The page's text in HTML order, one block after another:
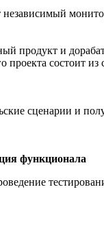
продукт и
проекта состоит
сценарии и
функционала